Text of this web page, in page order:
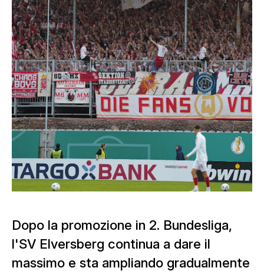
Dopo la promozione in 2. Bundesliga,
l'SV Elversberg continua a dare il
massimo e sta ampliando gradualmente